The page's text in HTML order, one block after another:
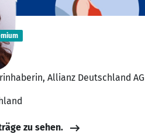
Allianz Deutschland AG
zu sehen.